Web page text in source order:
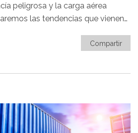
peligrosa y la carga aérea
las tendencias que vienen…
Compartir